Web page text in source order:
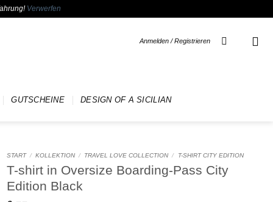
Verwerfen
Anmelden / Registrieren
GUTSCHEINE DESIGN OF A SICILIAN
START / KOLLEKTION / TRAVEL LOVE COLLECTION / T-SHIRT CITY EDITION
T-shirt in Oversize Boarding-Pass City
Edition Black